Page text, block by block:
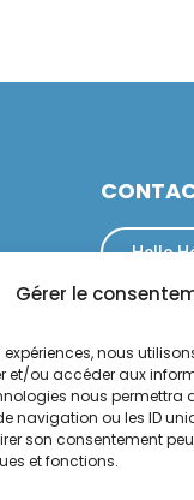
Gérer le
expériences, nous
et/ou accéder aux
nous permettra
navigation ou les ID
son consentement
et fonctions.
Hello